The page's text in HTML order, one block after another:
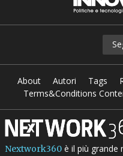
About Autori Tags
Terms&Conditions
Nextwork360è il più grande